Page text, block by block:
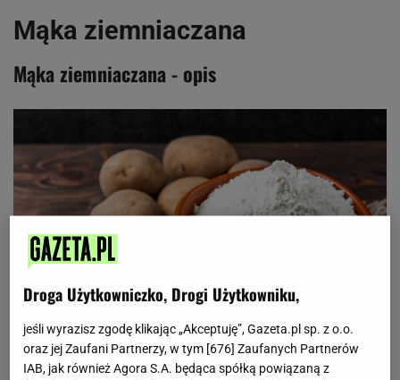
Mąka ziemniaczana
Mąka ziemniaczana - opis
Droga Użytkowniczko, Drogi Użytkowniku,
jeśli wyrazisz zgodę klikając „Akceptuję”, Gazeta.pl sp. z o.o.
oraz jej Zaufani Partnerzy, w tym [676] Zaufanych Partnerów
IAB, jak również Agora S.A. będąca spółką powiązaną z